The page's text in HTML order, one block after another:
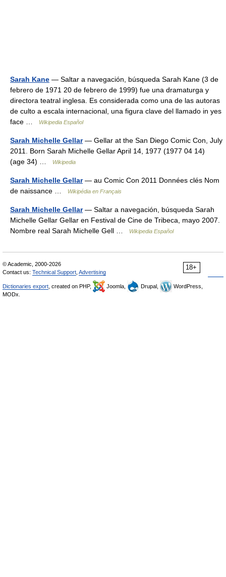
Sarah Kane — Saltar a navegación, búsqueda Sarah Kane (3 de
febrero de 1971 20 de febrero de 1999) fue una dramaturga y
directora teatral inglesa. Es considerada como una de las autoras
de culto a escala internacional, una figura clave del llamado in yes
face …
Wikipedia Español
Sarah Michelle Gellar— Gellar at the San Diego Comic Con, July
2011. Born Sarah Michelle Gellar April 14, 1977 (1977 04 14)
(age 34) …
Wikipedia
Sarah Michelle Gellar— au Comic Con 2011 Données clés Nom
de naissance …
Wikipédia en Français
Sarah Michelle Gellar— Saltar a navegación, búsqueda Sarah
Michelle Gellar Gellar en Festival de Cine de Tribeca, mayo 2007.
Nombre real Sarah Michelle Gell …
Wikipedia Español
18+
© Academic, 2000-2026
Contact us: Technical Support Advertising
Dictionaries export , created on PHP, Joomla, Drupal,
WordPress,
MODx.